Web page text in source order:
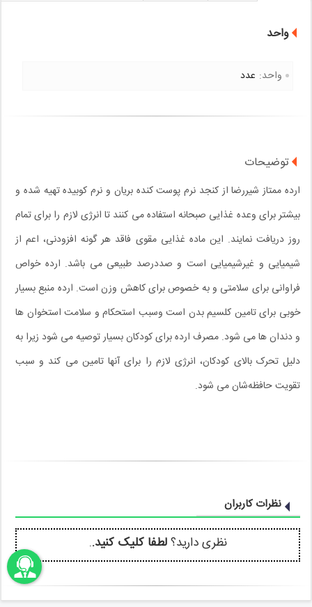
واحد
واحد: عدد
توضیحات
ارده ممتاز شیررضا از کنجد نرم پوست کنده بریان و نرم کوبیده تهیه شده و
بیشتر برای وعده غذایی صبحانه استفاده می کنند تا انرژی لازم را برای تمام
روز دریافت نمایند. این ماده غذایی مقوی فاقد هر گونه افزودنی، اعم از
شیمیایی و غیرشیمیایی است و صددرصد طبیعی می باشد. ارده خواص
فراوانی برای سلامتی و به خصوص برای کاهش وزن است. ارده منبع بسیار
خوبی برای تامین کلسیم بدن است وسبب استحکام و سلامت استخوان ها
و دندان ها می شود. مصرف ارده برای کودکان بسیار توصیه می شود زیرا به
دلیل تحرک بالای کودکان، انرژی لازم را برای آنها تامین می کند و سبب
تقویت حافظه‌شان می شود.
نظرات کاربران
نظری دارید؟لطفا کلیک کنید..